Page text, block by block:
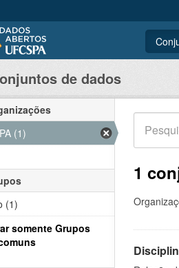
de dados
1
(1)
(1)
somente Grupos